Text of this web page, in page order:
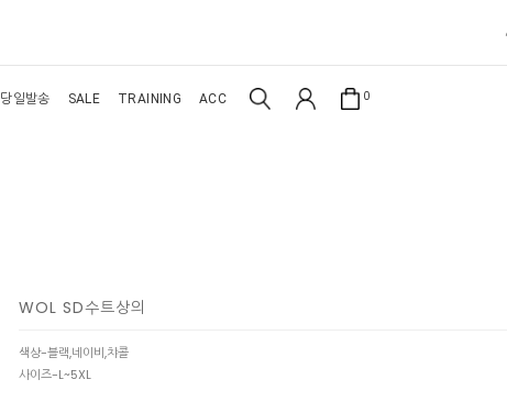
당일발송 SALE TRAINING ACC 0
WOL SD수트상의
색상-블랙,네이비,챠콜
사이즈-L~5XL